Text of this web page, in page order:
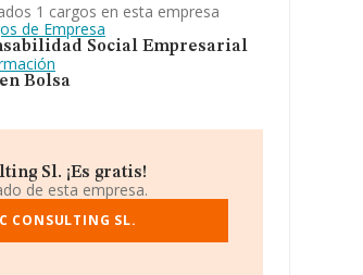
1 cargos en esta empresa
de Empresa
Social Empresarial
Bolsa
Sl. ¡Es gratis!
de esta empresa.
CONSULTING SL.